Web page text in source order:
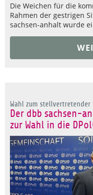
Die Weichen für die
Rahmen der gestrigen
sachsen-anhalt wurde
Wahl zum stellvertretender
Der dbb sachsen-
zur Wahl in die